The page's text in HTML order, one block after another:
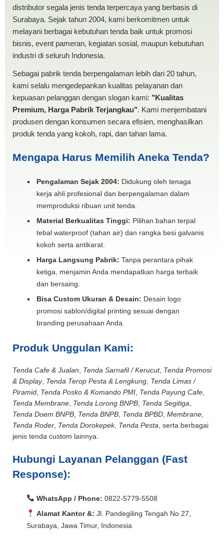
distributor segala jenis tenda terpercaya yang berbasis di
Surabaya. Sejak tahun 2004, kami berkomitmen untuk
melayani berbagai kebutuhan tenda baik untuk promosi
bisnis, event pameran, kegiatan sosial, maupun kebutuhan
industri di seluruh Indonesia.
Sebagai pabrik tenda berpengalaman lebih dari 20 tahun,
kami selalu mengedepankan kualitas pelayanan dan
kepuasan pelanggan dengan slogan kami: "Kualitas
Premium, Harga Pabrik Terjangkau". Kami menjembatani
produsen dengan konsumen secara efisien, menghasilkan
produk tenda yang kokoh, rapi, dan tahan lama.
Mengapa Harus Memilih Aneka Tenda?
Pengalaman Sejak 2004: Didukung oleh tenaga
kerja ahli profesional dan berpengalaman dalam
memproduksi ribuan unit tenda.
Material Berkualitas Tinggi: Pilihan bahan terpal
tebal waterproof (tahan air) dan rangka besi galvanis
kokoh serta antikarat.
Harga Langsung Pabrik: Tanpa perantara pihak
ketiga, menjamin Anda mendapatkan harga terbaik
dan bersaing.
Bisa Custom Ukuran & Desain: Desain logo
promosi sablon/digital printing sesuai dengan
branding perusahaan Anda.
Produk Unggulan Kami:
Tenda Cafe & Jualan Tenda Sarnafil / Kerucut, Tenda Promosi
& Display, Tenda Terop Pesta & Lengkung Tenda Limas /
Piramid Tenda Posko & Komando PMI Tenda Payung Cafe
Tenda Membrane Tenda Lorong BNPB Tenda Segitiga
Tenda Doem BNPB Tenda BNPB Tenda BPBD Membrane
Tenda Roder Tenda Dorokepek, Tenda Pesta , serta berbagai
jenis tenda custom lainnya.
Hubungi Layanan Pelanggan (Fast
Response):
WhatsApp / Phone: 0822-5779-5508
Alamat Kantor &: Jl. Pandegiling Tengah No 27,
Surabaya, Jawa Timur, Indonesia